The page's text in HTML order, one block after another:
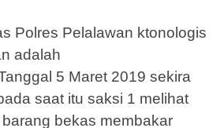
Polres Pelalawan ktonologis
adalah
5 Maret 2019 sekira
saat itu saksi 1 melihat
bekas membakar